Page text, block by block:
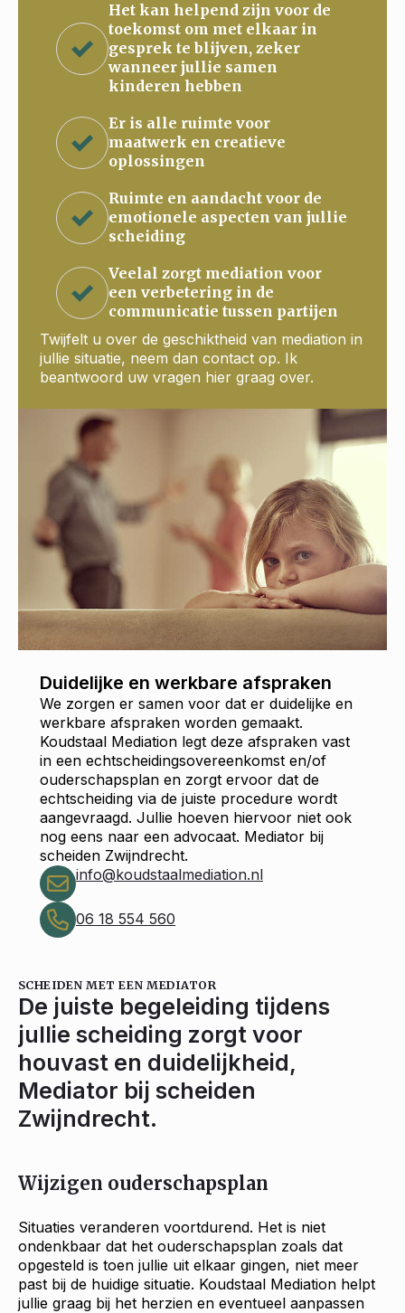
Het kan helpend zijn voor de
toekomst om met elkaar in
gesprek te blijven, zeker
wanneer jullie samen
kinderen hebben
Er is alle ruimte voor
maatwerk en creatieve
oplossingen
Ruimte en aandacht voor de
emotionele aspecten van jullie
scheiding
Veelal zorgt mediation voor
een verbetering in de
communicatie tussen partijen
Twijfelt u over de geschiktheid van mediation in
jullie situatie, neem dan contact op. Ik
beantwoord uw vragen hier graag over.
Duidelijke en werkbare afspraken
We zorgen er samen voor dat er duidelijke en
werkbare afspraken worden gemaakt.
Koudstaal Mediation legt deze afspraken vast
in een echtscheidingsovereenkomst en/of
ouderschapsplan en zorgt ervoor dat de
echtscheiding via de juiste procedure wordt
aangevraagd. Jullie hoeven hiervoor niet ook
nog eens naar een advocaat. Mediator bij
scheiden Zwijndrecht.
info@koudstaalmediation.nl
06 18 554 560
SCHEIDEN MET EEN MEDIATOR
De juiste begeleiding tijdens
jullie scheiding zorgt voor
houvast en duidelijkheid,
Mediator bij scheiden
Zwijndrecht.
Wijzigen ouderschapsplan
Situaties veranderen voortdurend. Het is niet
ondenkbaar dat het ouderschapsplan zoals dat
opgesteld is toen jullie uit elkaar gingen, niet meer
past bij de huidige situatie. Koudstaal Mediation helpt
jullie graag bij het herzien en eventueel aanpassen